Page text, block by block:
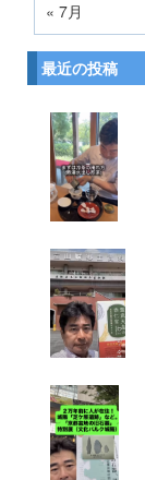
« 7月
最近の投稿